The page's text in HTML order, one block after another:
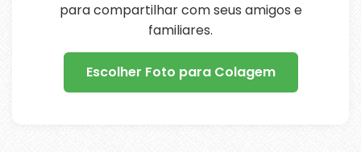
para compartilhar com seus amigos e
familiares.
Escolher Foto para Colagem